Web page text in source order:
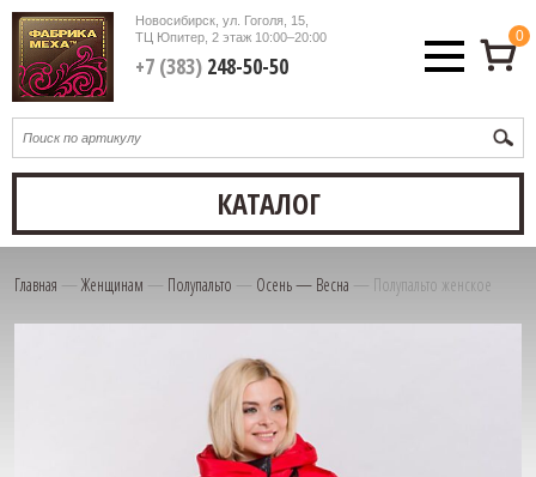
Новосибирск, ул. Гоголя, 15,
ТЦ Юпитер, 2 этаж10:00–20:00
+7 (383)248-50-50
0
КАТАЛОГ
Главная — Женщинам — Полупальто — Осень — Весна — Полупальто женское